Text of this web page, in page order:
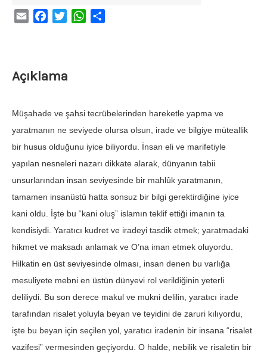
Email FacebookTwitterWhatsApp
Açıklama
Müşahade ve şahsi tecrübelerinden hareketle yapma ve
yaratmanın ne seviyede olursa olsun, irade ve bilgiye müteallik
bir husus olduğunu iyice biliyordu. İnsan eli ve marifetiyle
yapılan nesneleri nazarı dikkate alarak, dünyanın tabii
unsurlarından insan seviyesinde bir mahlûk yaratmanın,
tamamen insanüstü hatta sonsuz bir bilgi gerektirdiğine iyice
kani oldu. İşte bu “kani oluş” islamın teklif ettiği imanın ta
kendisiydi. Yaratıcı kudret ve iradeyi tasdik etmek; yaratmadaki
hikmet ve maksadı anlamak ve O’na iman etmek oluyordu.
Hilkatin en üst seviyesinde olması, insan denen bu varlığa
mesuliyete mebni en üstün dünyevi rol verildiğinin yeterli
deliliydi. Bu son derece makul ve mukni delilin, yaratıcı irade
tarafından risalet yoluyla beyan ve teyidini de zaruri kılıyordu,
işte bu beyan için seçilen yol, yaratıcı iradenin bir insana “risalet
vazifesi” vermesinden geçiyordu. O halde, nebilik ve risaletin bir